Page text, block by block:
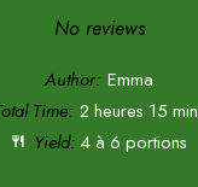
Stars
Stars
Star
No reviews
Author: Emma
Time: 2 heures 15
Yield: 4 à 6 portions